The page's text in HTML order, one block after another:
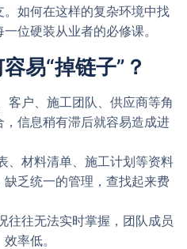
如何在这样的复杂环境中找
位硬装从业者的必修课。
易“掉链子”？
客户、施工团队、供应商等角
信息稍有滞后就容易造成进
、材料清单、施工计划等资料
乏统一的管理，查找起来费
往往无法实时掌握，团队成员
率低。